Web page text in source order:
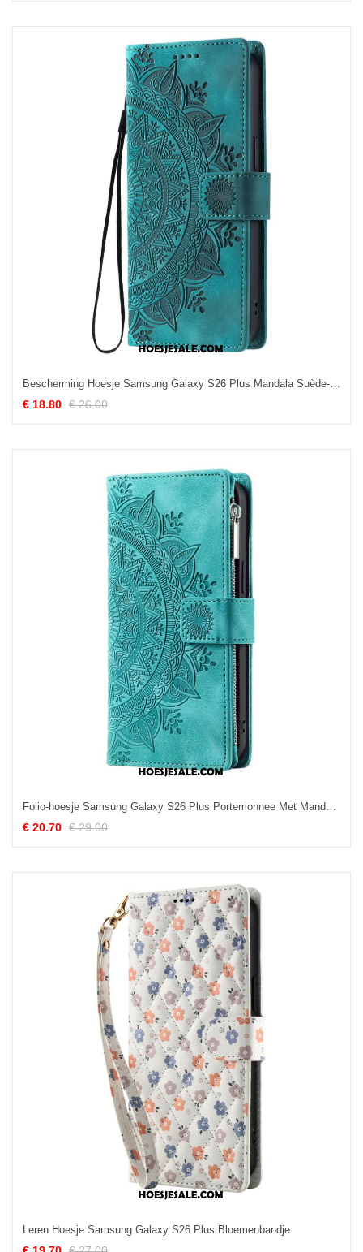
Bescherming Hoesje Samsung Galaxy S26 Plus Mandala Suède-effect
€ 18.80 € 26.00
Folio-hoesje Samsung Galaxy S26 Plus Portemonnee Met Mandala Suède-effect
€ 20.70 € 29.00
Leren Hoesje Samsung Galaxy S26 Plus Bloemenbandje